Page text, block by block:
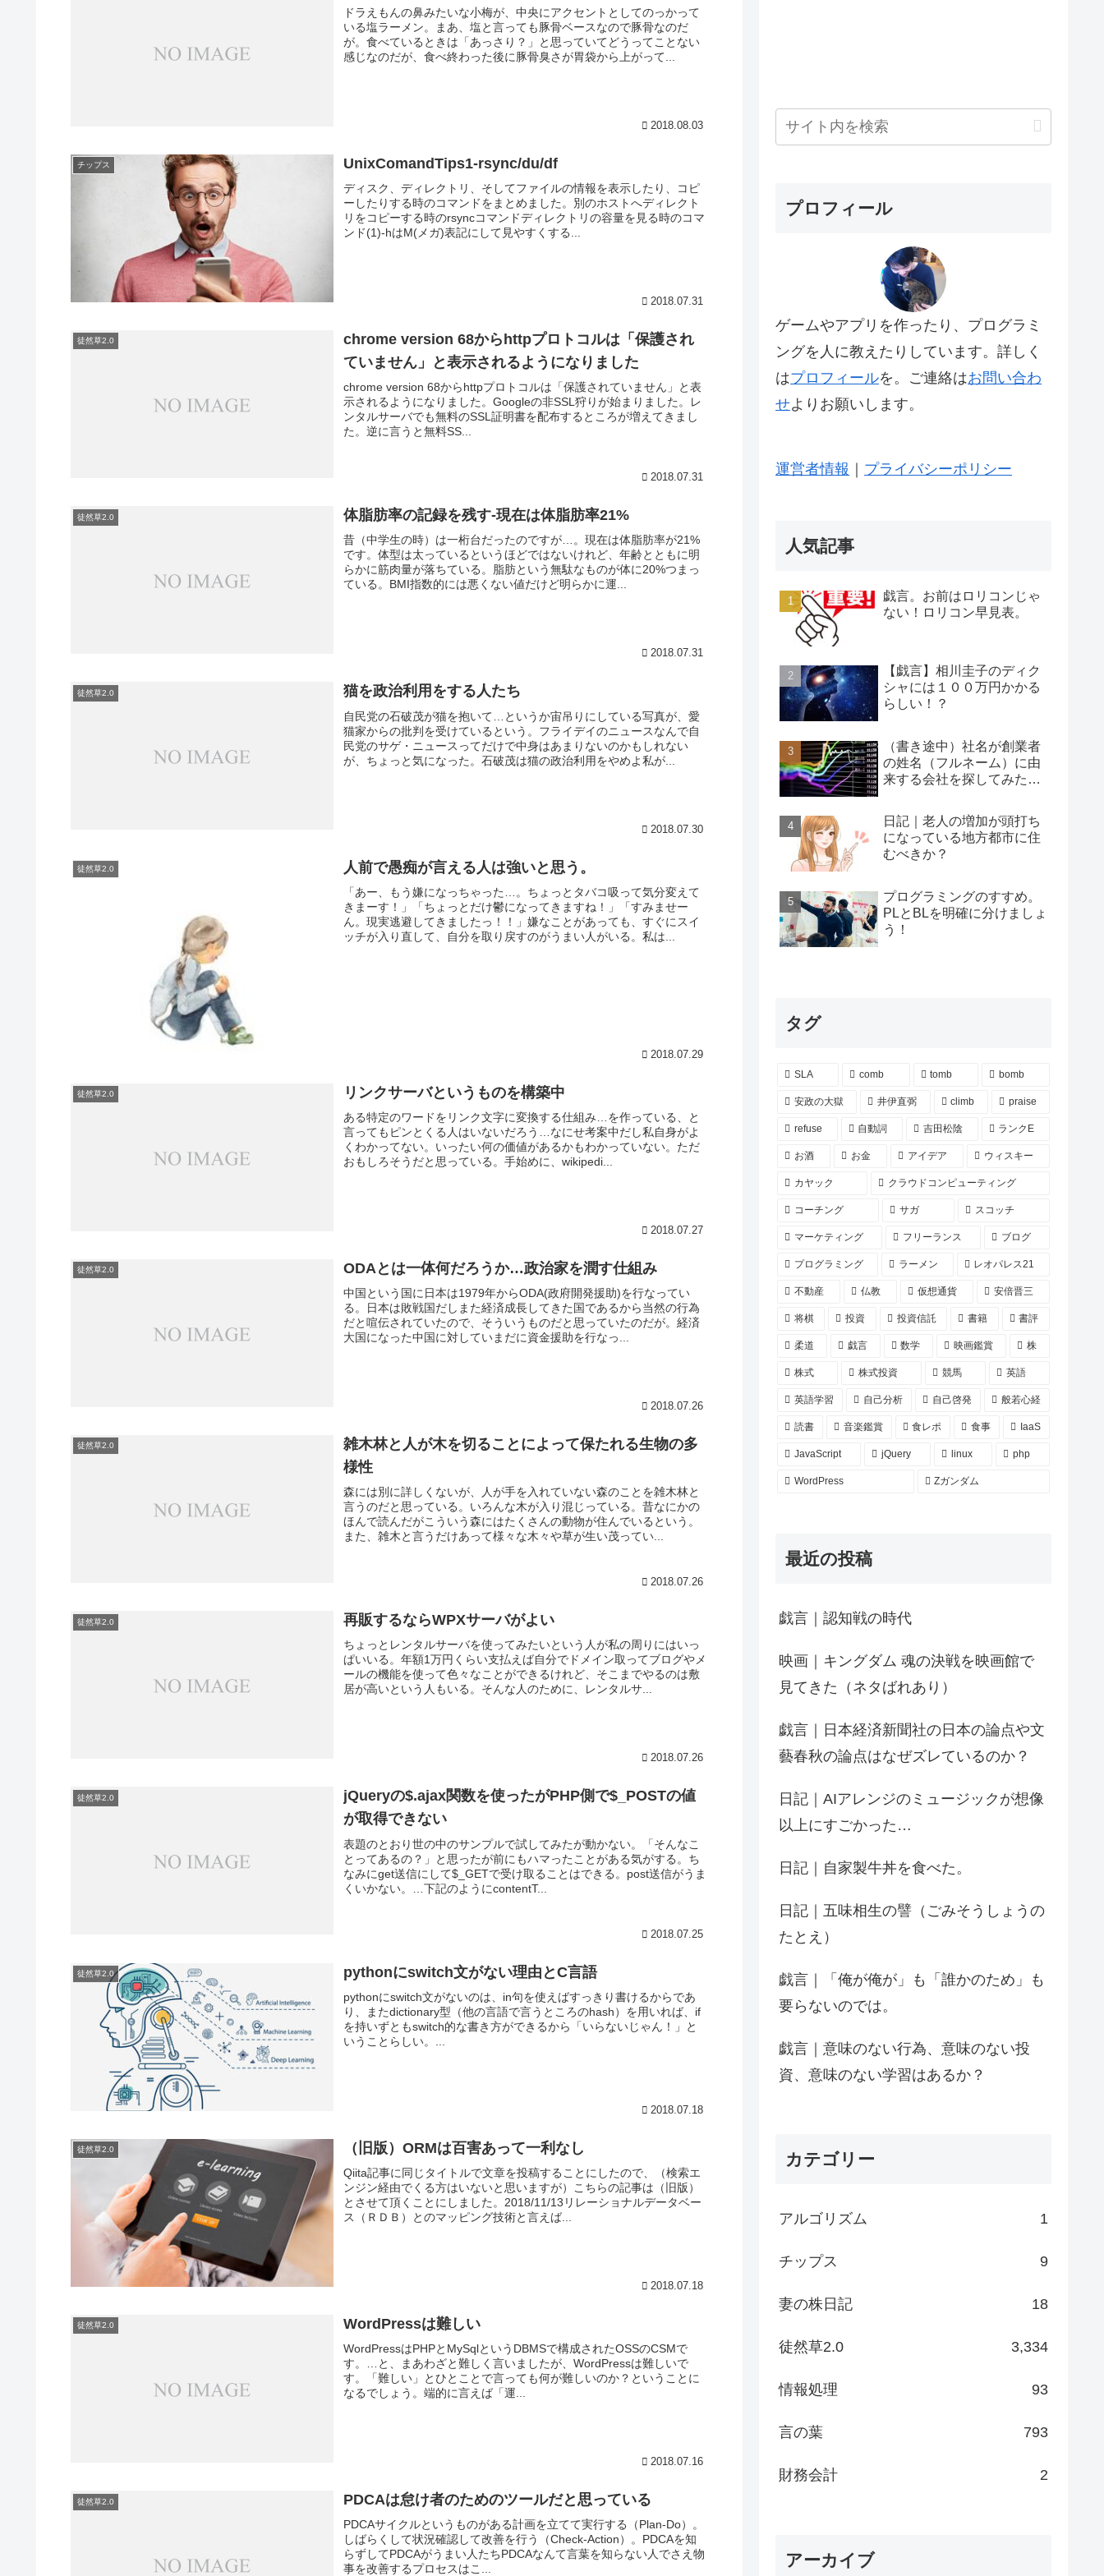
ドラえもんの鼻みたいな小梅が、中央にアクセントとしてのっかって
いる塩ラーメン。まあ、塩と言っても豚骨ベースなので豚骨なのだ
が。食べているときは「あっさり？」と思っていてどうってことない
感じなのだが、食べ終わった後に豚骨臭さが胃袋から上がって...
2018.08.03
チップス UnixComandTips1-rsync/du/df
ディスク、ディレクトリ、そしてファイルの情報を表示したり、コピ
ーしたりする時のコマンドをまとめました。別のホストへディレクト
リをコピーする時のrsyncコマンドディレクトリの容量を見る時のコマ
ンド(1)-hはM(メガ)表記にして見やすくする...
2018.07.31
徒然草2.0
chrome version 68からhttpプロトコルは「保護され
ていません」と表示されるようになりました
chrome version 68からhttpプロトコルは「保護されていません」と表
示されるようになりました。Googleの非SSL狩りが始まりました。レ
ンタルサーバでも無料のSSL証明書を配布するところが増えてきまし
た。逆に言うと無料SS...
2018.07.31
徒然草2.0 体脂肪率の記録を残す-現在は体脂肪率21%
昔（中学生の時）は一桁台だったのですが…。現在は体脂肪率が21%
です。体型は太っているというほどではないけれど、年齢とともに明
らかに筋肉量が落ちている。脂肪という無駄なものが体に20%つまっ
ている。BMI指数的には悪くない値だけど明らかに運...
2018.07.31
徒然草2.0 猫を政治利用をする人たち
自民党の石破茂が猫を抱いて…というか宙吊りにしている写真が、愛
猫家からの批判を受けているという。フライデイのニュースなんで自
民党のサゲ・ニュースってだけで中身はあまりないのかもしれない
が、ちょっと気になった。石破茂は猫の政治利用をやめよ私が...
2018.07.30
徒然草2.0 人前で愚痴が言える人は強いと思う。
「あー、もう嫌になっちゃった…。ちょっとタバコ吸って気分変えて
きまーす！」「ちょっとだけ鬱になってきますね！」「すみませー
ん。現実逃避してきましたっ！！」嫌なことがあっても、すぐにスイ
ッチが入り直して、自分を取り戻すのがうまい人がいる。私は...
2018.07.29
徒然草2.0 リンクサーバというものを構築中
ある特定のワードをリンク文字に変換する仕組み…を作っている、と
言ってもピンとくる人はいないだろう…なにせ考案中だし私自身がよ
くわかってない。いったい何の価値があるかもわかっていない。ただ
おもしろそうだと思っている。手始めに、wikipedi...
2018.07.27
徒然草2.0 ODAとは一体何だろうか…政治家を潤す仕組み
中国という国に日本は1979年からODA(政府開発援助)を行なってい
る。日本は敗戦国だしまた経済成長してきた国であるから当然の行為
だと喧伝されていたので、そういうものだと思っていたのだが。経済
大国になった中国に対していまだに資金援助を行なっ...
2018.07.26
徒然草2.0
雑木林と人が木を切ることによって保たれる生物の多
様性
森には別に詳しくないが、人が手を入れていない森のことを雑木林と
言うのだと思っている。いろんな木が入り混じっている。昔なにかの
ほんで読んだがこういう森にはたくさんの動物が住んでいるという。
また、雑木と言うだけあって様々な木々や草が生い茂ってい...
2018.07.26
徒然草2.0 再販するならWPXサーバがよい
ちょっとレンタルサーバを使ってみたいという人が私の周りにはいっ
ぱいいる。年額1万円くらい支払えば自分でドメイン取ってブログやメ
ールの機能を使って色々なことができるけれど、そこまでやるのは敷
居が高いという人もいる。そんな人のために、レンタルサ...
2018.07.26
徒然草2.0
jQueryの$.ajax関数を使ったがPHP側で$_POSTの値
が取得できない
表題のとおり世の中のサンプルで試してみたが動かない。「そんなこ
とってあるの？」と思ったが前にもハマったことがある気がする。ち
なみにget送信にして$_GETで受け取ることはできる。post送信がうま
くいかない。…下記のようにcontentT...
2018.07.25
徒然草2.0 pythonにswitch文がない理由とC言語
pythonにswitch文がないのは、in句を使えばすっきり書けるからであ
り、またdictionary型（他の言語で言うところのhash）を用いれば、if
を持いずともswitch的な書き方ができるから「いらないじゃん！」と
いうことらしい。...
2018.07.18
徒然草2.0 （旧版）ORMは百害あって一利なし
Qiita記事に同じタイトルで文章を投稿することにしたので、（検索エ
ンジン経由でくる方はいないと思いますが）こちらの記事は（旧版）
とさせて頂くことにしました。2018/11/13リレーショナルデータベー
ス（ＲＤＢ）とのマッピング技術と言えば...
2018.07.18
徒然草2.0 WordPressは難しい
WordPressはPHPとMySqlというDBMSで構成されたOSSのCSMで
す。…と、まあわざと難しく言いましたが、WordPressは難しいで
す。「難しい」とひとことで言っても何が難しいのか？ということに
なるでしょう。端的に言えば「運...
2018.07.16
徒然草2.0 PDCAは怠け者のためのツールだと思っている
PDCAサイクルというものがある計画を立てて実行する（Plan-Do）。
しばらくして状況確認して改善を行う（Check-Action）。PDCAを知
らずしてPDCAがうまい人たちPDCAなんて言葉を知らない人でさえ物
事を改善するプロセスはこ...
プロフィール
ゲームやアプリを作ったり、プログラミ
ングを人に教えたりしています。詳しく
はプロフィールを。ご連絡はお問い合わ
せよりお願いします。
運営者情報 プライバシーポリシー
人気記事
戯言。お前はロリコンじゃ
ない！ロリコン早見表。
【戯言】相川圭子のディク
シャには１００万円かかる
らしい！？
（書き途中）社名が創業者
の姓名（フルネーム）に由
来する会社を探してみた…
日記｜老人の増加が頭打ち
になっている地方都市に住
むべきか？
プログラミングのすすめ。
PLとBLを明確に分けましょ
う！
タグ
SLA comb tomb bomb
安政の大獄 井伊直弼 climb praise
refuse 自動詞 吉田松陰 ランクE
お酒 お金 アイデア ウィスキー
カヤック クラウドコンピューティング
コーチング サガ スコッチ
マーケティング フリーランス ブログ
プログラミング ラーメン レオパレス21
不動産 仏教 仮想通貨 安倍晋三
将棋 投資 投資信託 書籍 書評
柔道 戯言 数学 映画鑑賞 株
株式 株式投資 競馬 英語
英語学習 自己分析 自己啓発 般若心経
読書 音楽鑑賞 食レポ 食事 IaaS
JavaScript jQuery linux php
WordPress Zガンダム
最近の投稿
戯言｜認知戦の時代
映画｜キングダム 魂の決戦を映画館で
見てきた（ネタばれあり）
戯言｜日本経済新聞社の日本の論点や文
藝春秋の論点はなぜズレているのか？
日記｜AIアレンジのミュージックが想像
以上にすごかった…
日記｜自家製牛丼を食べた。
日記｜五味相生の譬（ごみそうしょうの
たとえ）
戯言｜「俺が俺が」も「誰かのため」も
要らないのでは。
戯言｜意味のない行為、意味のない投
資、意味のない学習はあるか？
カテゴリー
アルゴリズム 1
チップス 9
妻の株日記 18
徒然草2.0 3,334
情報処理 93
言の葉 793
財務会計 2
アーカイブ